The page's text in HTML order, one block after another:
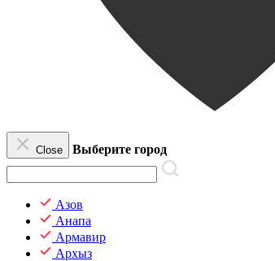
Close Выберите город
Азов
Анапа
Армавир
Архыз